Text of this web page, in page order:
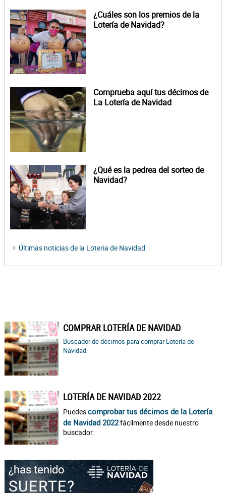
¿Cuáles son los premios de la
Lotería de Navidad?
Comprueba aquí tus décimos de
La Lotería de Navidad
¿Qué es la pedrea del sorteo de
Navidad?
Últimas noticias de la Loteria de Navidad
COMPRAR LOTERÍA DE NAVIDAD
Buscador de décimos para comprar Lotería de
Navidad
LOTERÍA DE NAVIDAD 2022
Puedescomprobar tus décimos de la Lotería
de Navidad 2022fácilmente desde nuestro
buscador.